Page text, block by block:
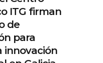
ITG firman
de
para
innovación